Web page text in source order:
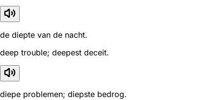
de diepte van de nacht.
deep trouble; deepest deceit.
diepe problemen; diepste bedrog.